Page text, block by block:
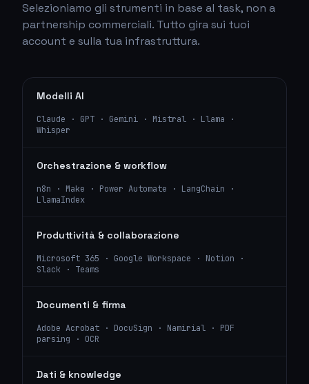
Selezioniamo gli strumenti in base al task, non a
partnership commerciali. Tutto gira sui tuoi
account e sulla tua infrastruttura.
Modelli AI
Claude · GPT · Gemini · Mistral · Llama ·
Whisper
Orchestrazione & workflow
n8n · Make · Power Automate · LangChain ·
LlamaIndex
Produttività & collaborazione
Microsoft 365 · Google Workspace · Notion ·
Slack · Teams
Documenti & firma
Adobe Acrobat · DocuSign · Namirial · PDF
parsing · OCR
Dati & knowledge